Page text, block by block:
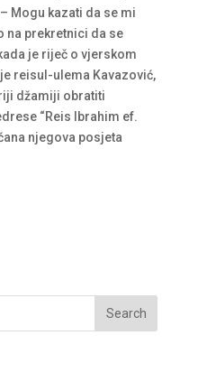
Mogu kazati da se mi
na prekretnici da se
je riječ o vjerskom
reisul-ulema Kavazović,
džamiji obratiti
“Reis Ibrahim ef.
njegova posjeta